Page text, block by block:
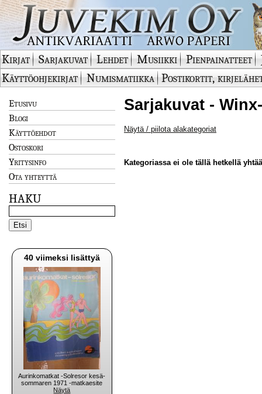
Kirjat Sarjakuvat Lehdet Musiikki Pienpainatteet
Käyttöohjekirjat
Numismatiikka Postikortit,
Etusivu
Blogi
Käyttöehdot
Ostoskori
Yritysinfo
Ota yhteyttä
HAKU
40 viimeksi lisättyä
Aurinkomatkat -Solresor kesä-
sommaren 1971 -matkaesite
Näytä
Sarjakuvat -
Näytä / piilota alakategoriat
Kategoriassa ei ole tällä hetkellä